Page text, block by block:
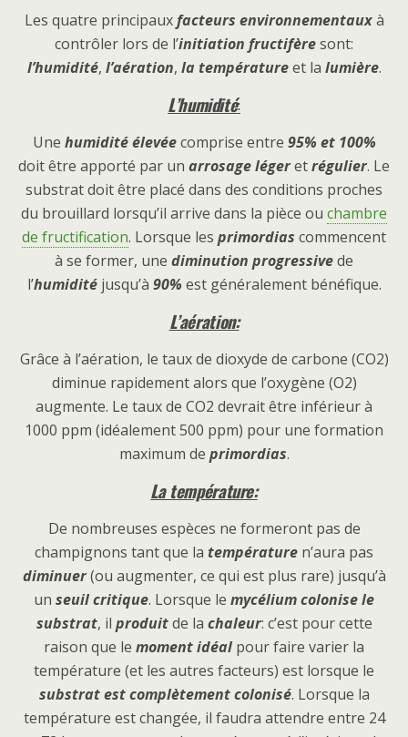
Les quatre principauxfacteurs environnementauxà
contrôler lors de l’initiation fructifèresont:
l’humidité, l’aération, la températureet la lumière.
L’humidité:
Une humidité élevéecomprise entre 95% et 100%
doit être apporté par un arrosage légeretrégulier. Le
substrat doit être placé dans des conditions proches
du brouillard lorsqu’il arrive dans la pièce ou chambre
de fructification. Lorsque les primordias commencent
à se former, une diminution progressivede
l’humiditéjusqu’à 90% est généralement bénéfique.
L’aération:
Grâce à l’aération, le taux de dioxyde de carbone (CO2)
diminue rapidement alors que l’oxygène (O2)
augmente. Le taux de CO2 devrait être inférieur à
1000 ppm (idéalement 500 ppm) pour une formation
maximum de primordias.
La température:
De nombreuses espèces ne formeront pas de
champignons tant que la température n’aura pas
diminuer(ou augmenter, ce qui est plus rare) jusqu’à
un seuil critique. Lorsque le mycélium colonise le
substrat, il produitde la chaleur: c’est pour cette
raison que le moment idéal pour faire varier la
température (et les autres facteurs) est lorsque le
substrat est complètement colonisé. Lorsque la
température est changée, il faudra attendre entre 24